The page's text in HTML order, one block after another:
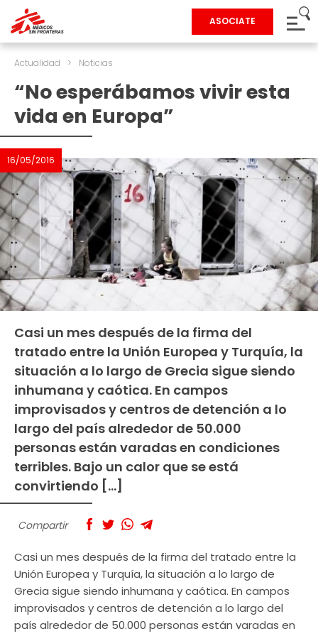
ASOCIATE
Actualidad > Noticias
“No esperábamos vivir esta
vida en Europa”
16/05/2016
Casi un mes después de la firma del
tratado entre la Unión Europea y Turquía, la
situación a lo largo de Grecia sigue siendo
inhumana y caótica. En campos
improvisados y centros de detención a lo
largo del país alrededor de 50.000
personas están varadas en condiciones
terribles. Bajo un calor que se está
convirtiendo […]
Compartir
Casi un mes después de la firma del tratado entre la
Unión Europea y Turquía, la situación a lo largo de
Grecia sigue siendo inhumana y caótica. En campos
improvisados y centros de detención a lo largo del
país alrededor de 50.000 personas están varadas en